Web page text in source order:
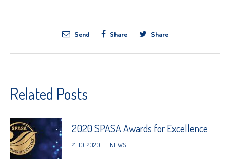
Send Share Share
Related Posts
2020 SPASA Awards for Excellence
21. 10. 2020 | NEWS